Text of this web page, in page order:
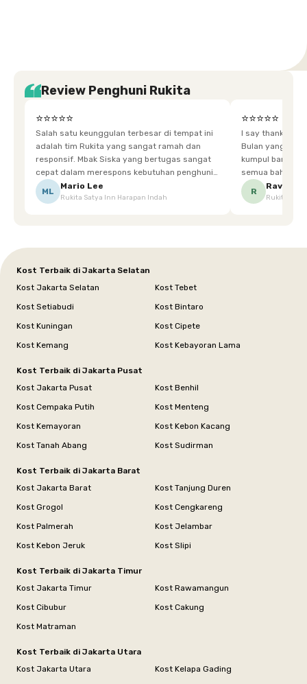
Review Penghuni Rukita
⭐⭐⭐⭐⭐
Salah satu keunggulan terbesar di tempat ini
adalah tim Rukita yang sangat ramah dan
responsif. Mbak Siska yang bertugas sangat
cepat dalam merespons kebutuhan penghuni.
Ketika saya meminta keset karena sempat
terpeleset, permintaan tersebut langsung
ML
Mario Lee
Rukita Satya Inn Harapan Indah
⭐⭐⭐⭐⭐
I say thankyou
Bulan yang super happy! banyak
kumpul bareng
semua bahagia
mgkn saran dari air aja & kebersihan lebih di
R
Ravena
Rukita
Kost Terbaik di Jakarta Selatan
Kost Jakarta Selatan
Kost Tebet
Kost Setiabudi
Kost Bintaro
Kost Kuningan
Kost Cipete
Kost Kemang
Kost Kebayoran Lama
Kost Terbaik di Jakarta Pusat
Kost Jakarta Pusat
Kost Benhil
Kost Cempaka Putih
Kost Menteng
Kost Kemayoran
Kost Kebon Kacang
Kost Tanah Abang
Kost Sudirman
Kost Terbaik di Jakarta Barat
Kost Jakarta Barat
Kost Tanjung Duren
Kost Grogol
Kost Cengkareng
Kost Palmerah
Kost Jelambar
Kost Kebon Jeruk
Kost Slipi
Kost Terbaik di Jakarta Timur
Kost Jakarta Timur
Kost Rawamangun
Kost Cibubur
Kost Cakung
Kost Matraman
Kost Terbaik di Jakarta Utara
Kost Jakarta Utara
Kost Kelapa Gading